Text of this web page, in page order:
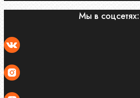
Мы в соцсетях: